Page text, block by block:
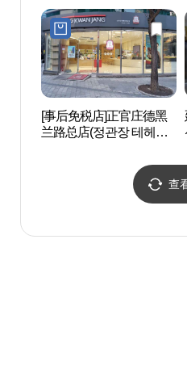
[事后免税店]正官庄德黑
兰路总店(정관장 테헤란
查